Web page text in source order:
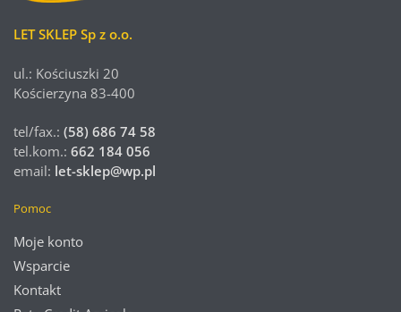
LET SKLEP Sp z o.o.
ul.: Kościuszki 20
Kościerzyna 83-400
tel/fax.: (58) 686 74 58
tel.kom.: 662 184 056
email: let-sklep@wp.pl
Pomoc
Moje konto
Wsparcie
Kontakt